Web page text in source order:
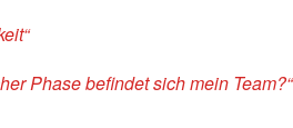
Phase befindet sich mein Team?“